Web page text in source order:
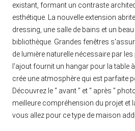
existant, formant un contraste
esthétique. La nouvelle extension
dressing, une salle de bains et un
bibliothèque. Grandes fenêtres
de lumière naturelle nécessaire par
l'ajout fournit un hangar pour la table
crée une atmosphère qui est parfaite
Découvrez le “ avant ” et “ après ”
meilleure compréhension du projet et
vous allez pour ce type de maison